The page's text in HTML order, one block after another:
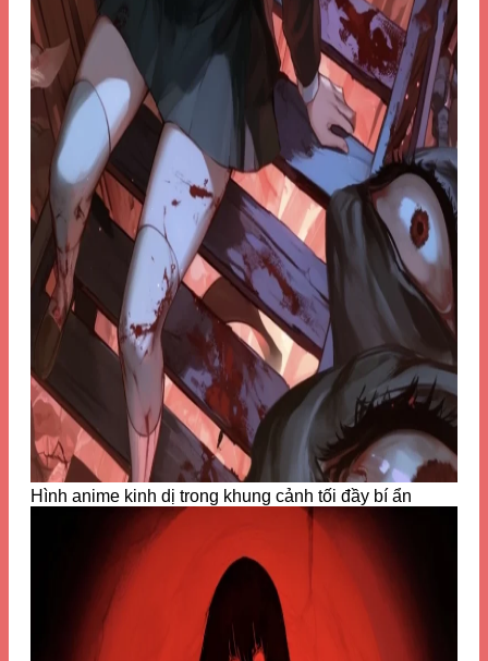
Hình anime kinh dị trong khung cảnh tối đầy bí ẩn